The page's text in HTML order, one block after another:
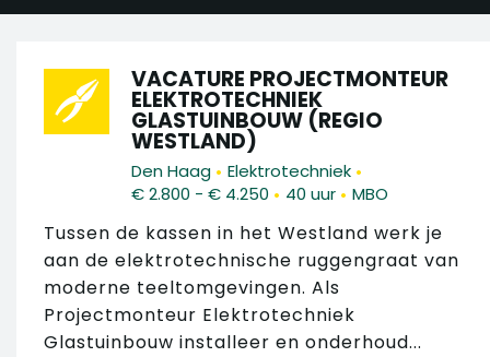
VACATURE PROJECTMONTEUR
ELEKTROTECHNIEK
GLASTUINBOUW (REGIO
WESTLAND)
Den Haag • Elektrotechniek •
€ 2.800 - € 4.250 • 40 uur • MBO
Tussen de kassen in het Westland werk je
aan de elektrotechnische ruggengraat van
moderne teeltomgevingen. Als
Projectmonteur Elektrotechniek
Glastuinbouw installeer en onderhoud...